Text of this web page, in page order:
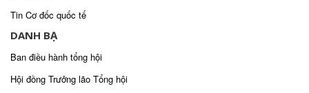
Tin Cơ đốc quốc tế
DANH BẠ
Ban điều hành tổng hội
Hội đồng Trưởng lão Tổng hội